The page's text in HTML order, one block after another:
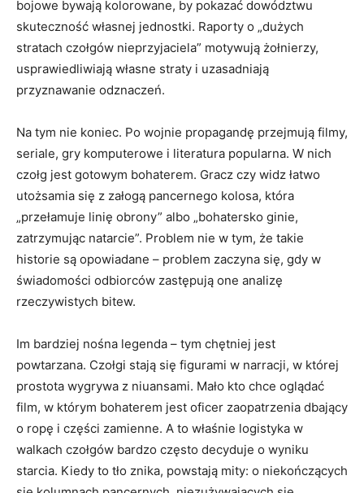
bojowe bywają kolorowane, by pokazać dowództwu
skuteczność własnej jednostki. Raporty o „dużych
stratach czołgów nieprzyjaciela” motywują żołnierzy,
usprawiedliwiają własne straty i uzasadniają
przyznawanie odznaczeń.
Na tym nie koniec. Po wojnie propagandę przejmują filmy,
seriale, gry komputerowe i literatura popularna. W nich
czołg jest gotowym bohaterem. Gracz czy widz łatwo
utożsamia się z załogą pancernego kolosa, która
„przełamuje linię obrony” albo „bohatersko ginie,
zatrzymując natarcie”. Problem nie w tym, że takie
historie są opowiadane – problem zaczyna się, gdy w
świadomości odbiorców zastępują one analizę
rzeczywistych bitew.
Im bardziej nośna legenda – tym chętniej jest
powtarzana. Czołgi stają się figurami w narracji, w której
prostota wygrywa z niuansami. Mało kto chce oglądać
film, w którym bohaterem jest oficer zaopatrzenia dbający
o ropę i części zamienne. A to właśnie logistyka w
walkach czołgów bardzo często decyduje o wyniku
starcia. Kiedy to tło znika, powstają mity: o niekończących